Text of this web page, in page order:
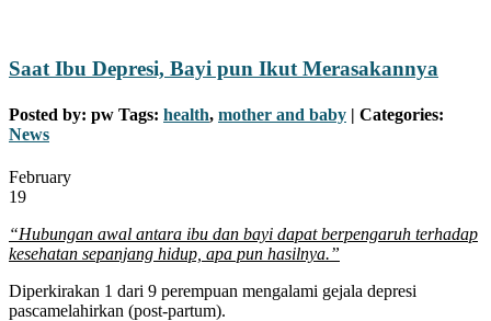
Saat Ibu Depresi, Bayi pun Ikut Merasakannya
Posted by: pw Tags: health, mother and baby | Categories:
News
February
19
“Hubungan awal antara ibu dan bayi dapat berpengaruh terhadap
kesehatan sepanjang hidup, apa pun hasilnya.”
Diperkirakan 1 dari 9 perempuan mengalami gejala depresi
pascamelahirkan (post-partum).